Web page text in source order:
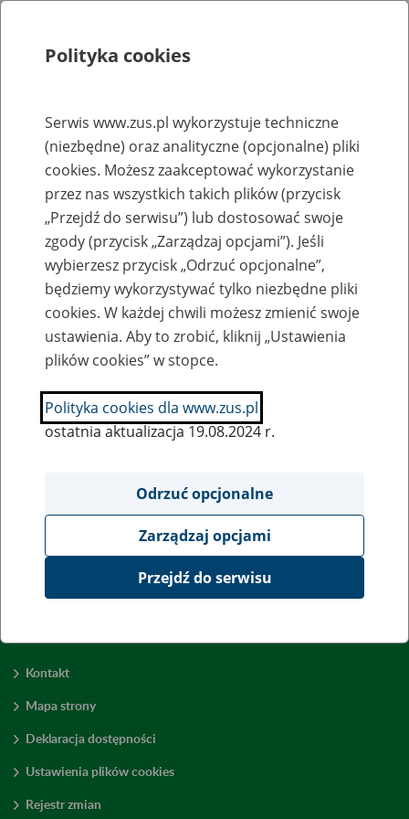
Rejestry, ewidencje i archiwa
Baza zlikwidowanych lub
przekształconych zakładów pracy
Nazwa zakładu pracy:
SZUKAJ
Wyświetl wszystkie
Kontakt
Mapa strony
Deklaracja dostępności
Ustawienia plików cookies
Rejestr zmian
Polityka cookies
Serwis www.zus.pl wykorzystuje techniczne
(niezbędne) oraz analityczne (opcjonalne) pliki
cookies. Możesz zaakceptować wykorzystanie
przez nas wszystkich takich plików (przycisk
„Przejdź do serwisu”) lub dostosować swoje
zgody (przycisk „Zarządzaj opcjami”). Jeśli
wybierzesz przycisk „Odrzuć opcjonalne”,
będziemy wykorzystywać tylko niezbędne pliki
cookies. W każdej chwili możesz zmienić swoje
ustawienia. Aby to zrobić, kliknij „Ustawienia
plików cookies” w stopce.
Polityka cookies dla www.zus.pl
ostatnia aktualizacja 19.08.2024 r.
Odrzuć opcjonalne
Zarządzaj opcjami
Przejdź do serwisu